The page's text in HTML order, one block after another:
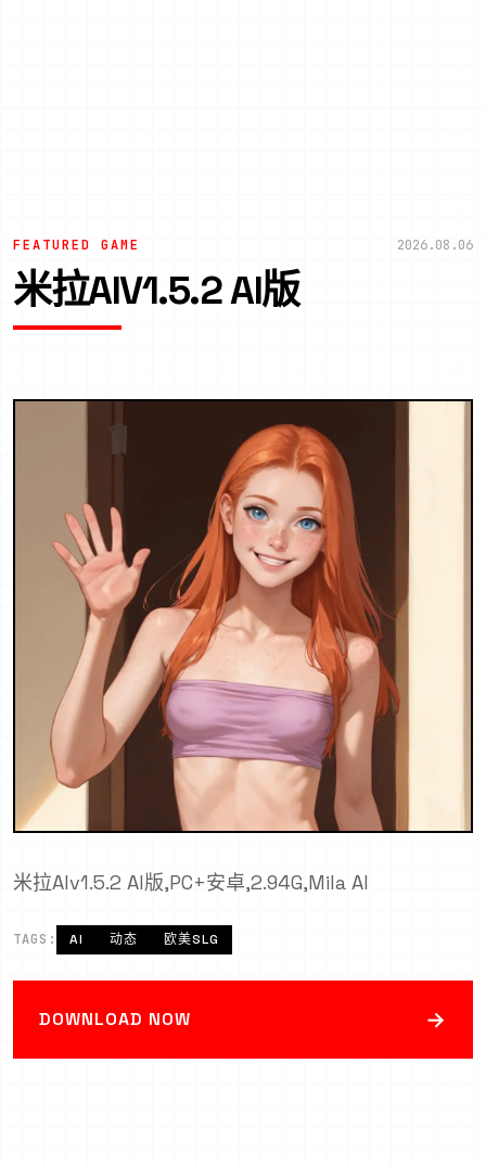
FEATURED GAME 2026.08.06
米拉AIV1.5.2 AI版
米拉AIv1.5.2 AI版,PC+安卓,2.94G,Mila AI
TAGS: AI 动态 欧美SLG
DOWNLOAD NOW →